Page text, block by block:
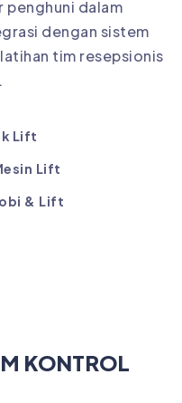
penghuni dalam
dengan sistem
tim resepsionis
Lift
Lift
& Lift
KONTROL